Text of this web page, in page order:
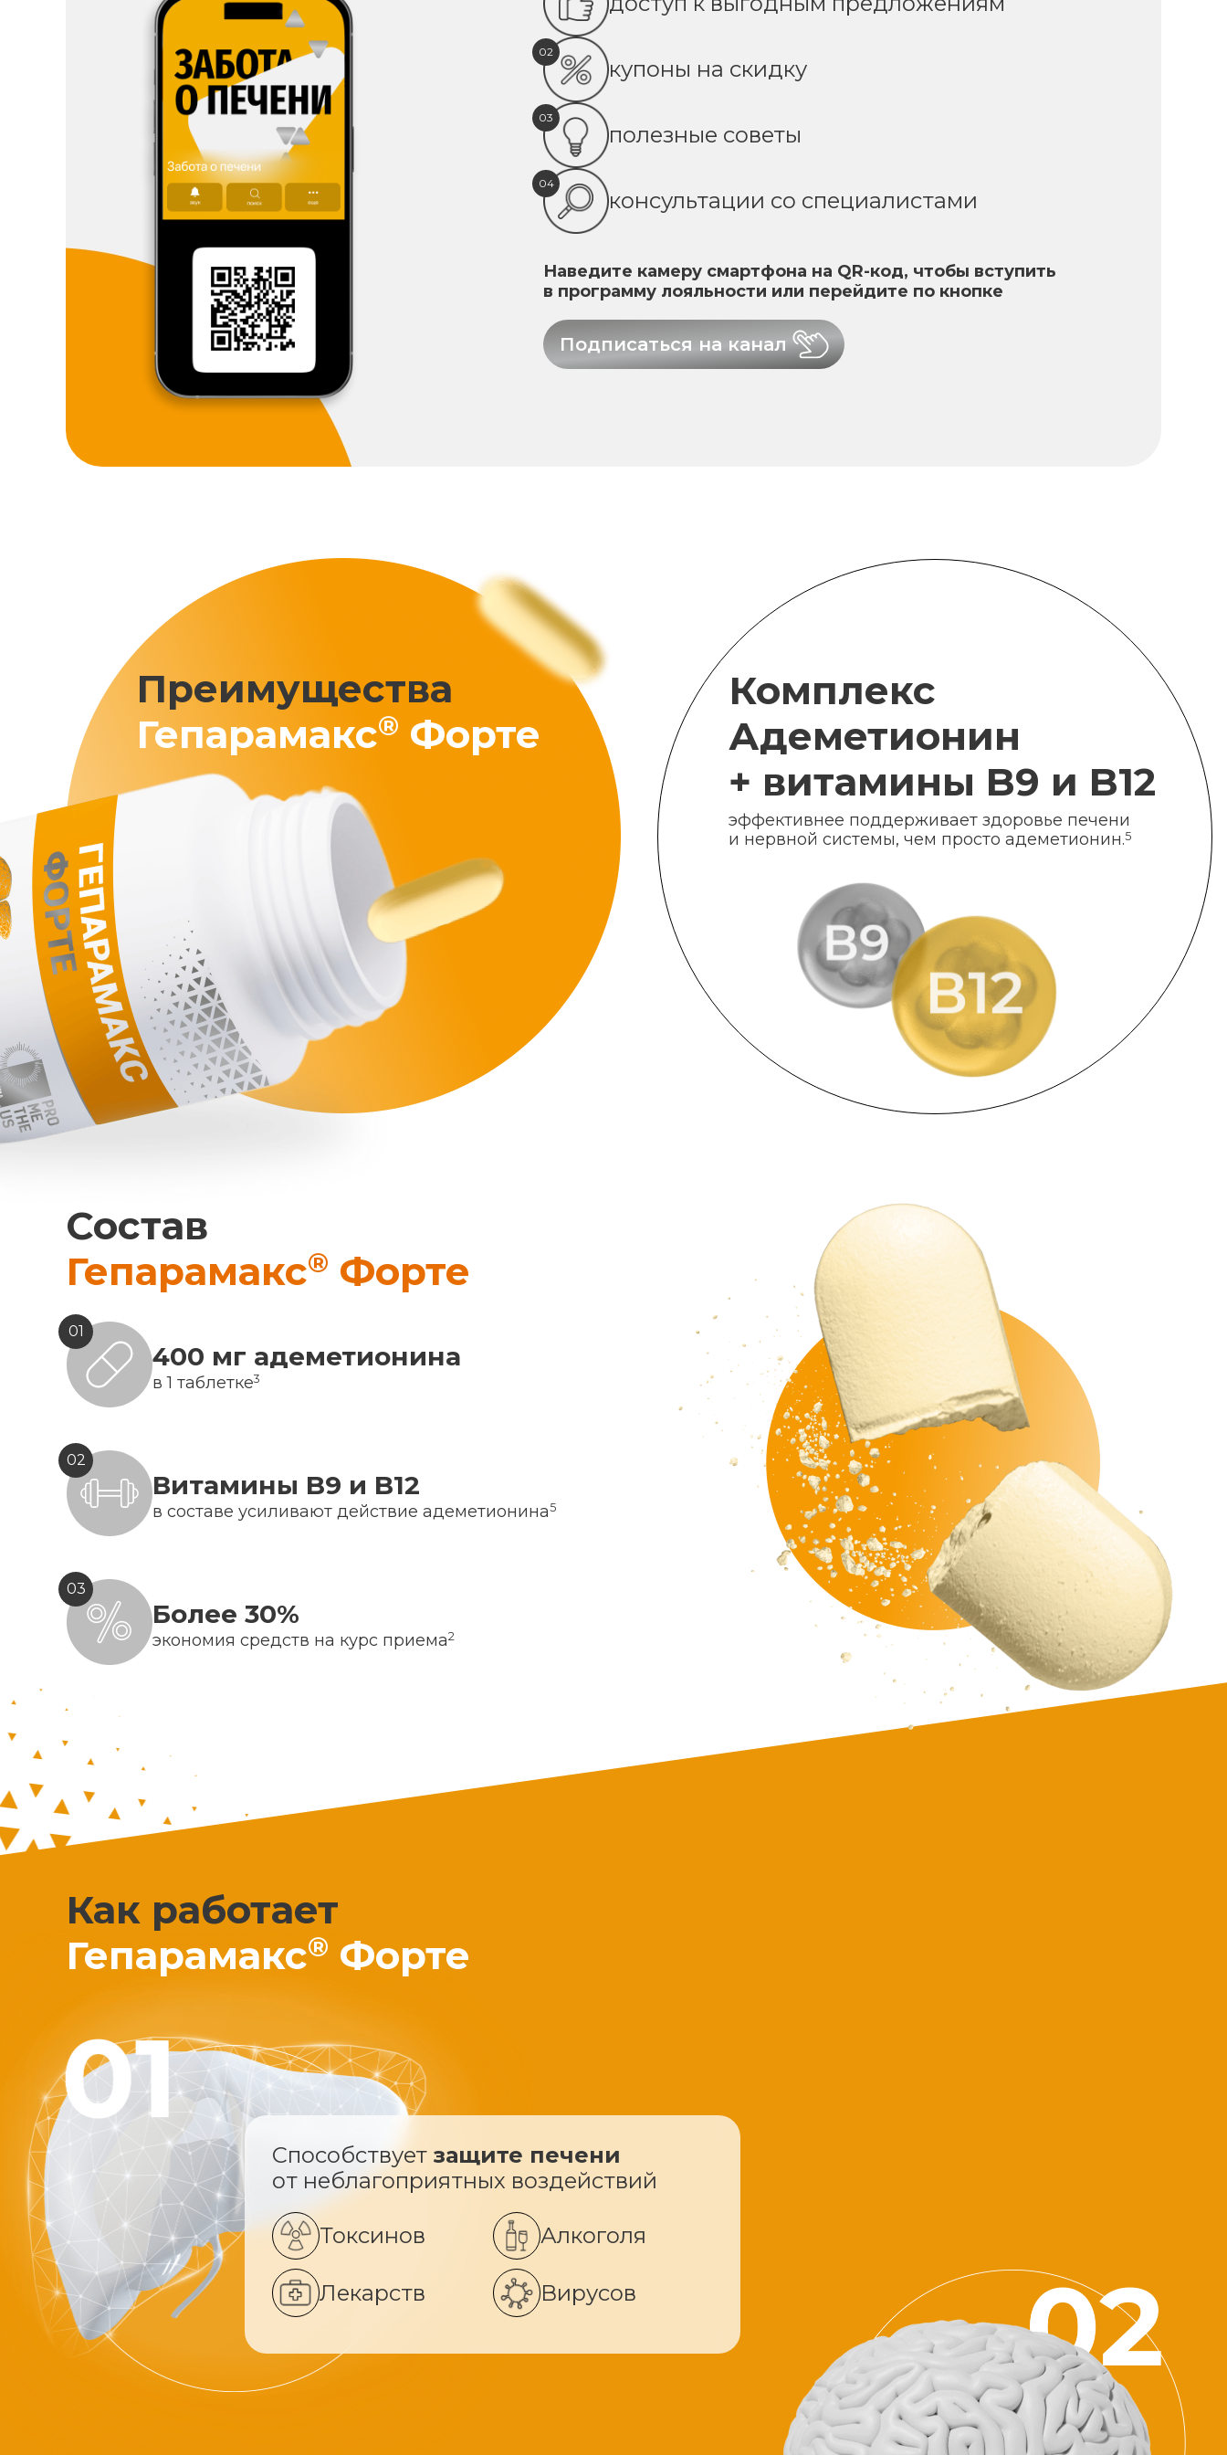
02
купоны на скидку
03
полезные советы
04
консультации со специалистами
Наведите камеру смартфона на QR-код, чтобы вступить
в программу лояльности или перейдите по кнопке
Подписаться на канал
Преимущества
Гепарамакс® Форте
Комплекс
Адеметионин
+ витамины B9 и B12
эффективнее поддерживает здоровье печени
и нервной системы, чем просто адеметионин.5
Состав
Гепарамакс® Форте
01
400 мг адеметионина
в 1 таблетке3
02
Витамины B9 и B12
в составе усиливают действие адеметионина5
03
Более 30%
экономия средств на курс приема2
Как работает
Гепарамакс® Форте
Способствует защите печени
от неблагоприятных воздействий
Токсинов Алкоголя
Лекарств Вирусов